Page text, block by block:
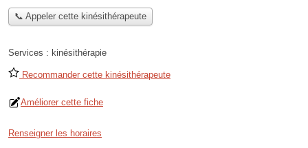
📞 Appeler cette kinésithérapeute
Services : kinésithérapie
Recommander cette kinésithérapeute
Améliorer cette fiche
Renseigner les horaires